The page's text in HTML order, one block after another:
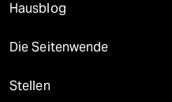
Hausblog
Die Seitenwende
Stellen